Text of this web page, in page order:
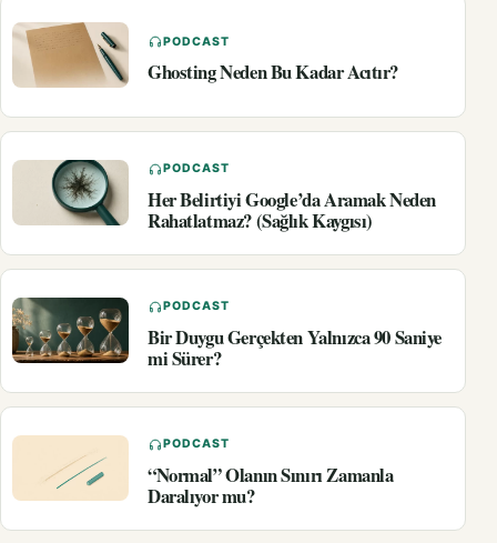
PODCAST
Ghosting Neden Bu Kadar Acıtır?
PODCAST
Her Belirtiyi Google’da Aramak Neden
Rahatlatmaz? (Sağlık Kaygısı)
PODCAST
Bir Duygu Gerçekten Yalnızca 90 Saniye
mi Sürer?
PODCAST
“Normal” Olanın Sınırı Zamanla
Daralıyor mu?